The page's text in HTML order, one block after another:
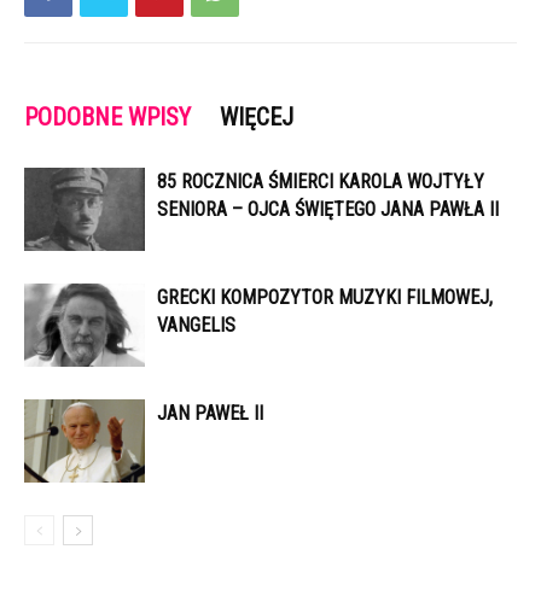
PODOBNE WPISY WIĘCEJ
85 ROCZNICA ŚMIERCI KAROLA WOJTYŁY
SENIORA – OJCA ŚWIĘTEGO JANA PAWŁA II
GRECKI KOMPOZYTOR MUZYKI FILMOWEJ,
VANGELIS
JAN PAWEŁ II